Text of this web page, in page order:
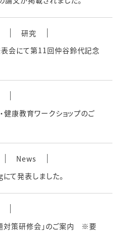
研究
会にて第11回仲谷鈴代記念
康教育ワークショップのご
News
発表しました。
対策研修会」のご案内 ※要